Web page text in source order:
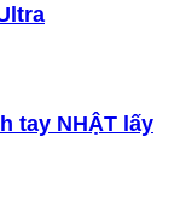
tay NHẬT lấy